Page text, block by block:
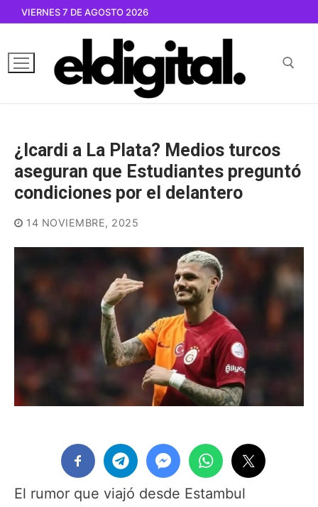
contenido
VIERNES 7 DE AGOSTO 2026
¿Icardi a La Plata? Medios turcos
aseguran que Estudiantes preguntó
condiciones por el delantero
14 NOVIEMBRE, 2025
El rumor que viajó desde Estambul